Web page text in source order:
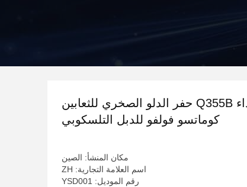
مقاومة للارتداء Q355B حفر الدلو الصخري للثعابين
كوماتسو فولفو للدبل التلسكوبي
مكان المنشأ: الصين
اسم العلامة التجارية: ZH
رقم الموديل: YSD001